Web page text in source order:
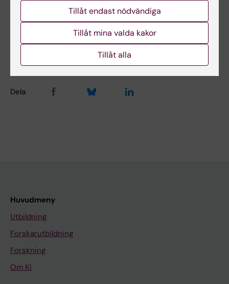
Innehållsgranskare:
Helena Beavers
Redaktör:Charlotte Brandt
2025-10-03
Dela
Huvudmeny
Utbildning
Forskarutbildning
Forskning
Om KI
Tillåt endast nödvändiga
Tillåt mina valda kakor
Tillåt alla